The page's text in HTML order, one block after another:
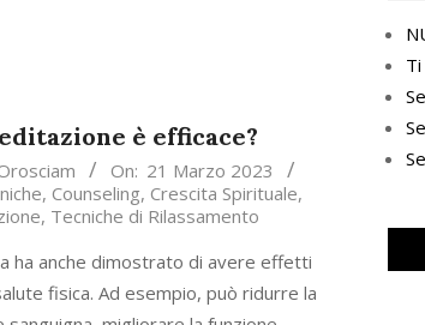
è efficace?
On: 21 Marzo 2023
, Counseling, Crescita Spirituale,
, Tecniche di Rilassamento
ha anche dimostrato di avere effetti
fisica. Ad esempio, può ridurre la